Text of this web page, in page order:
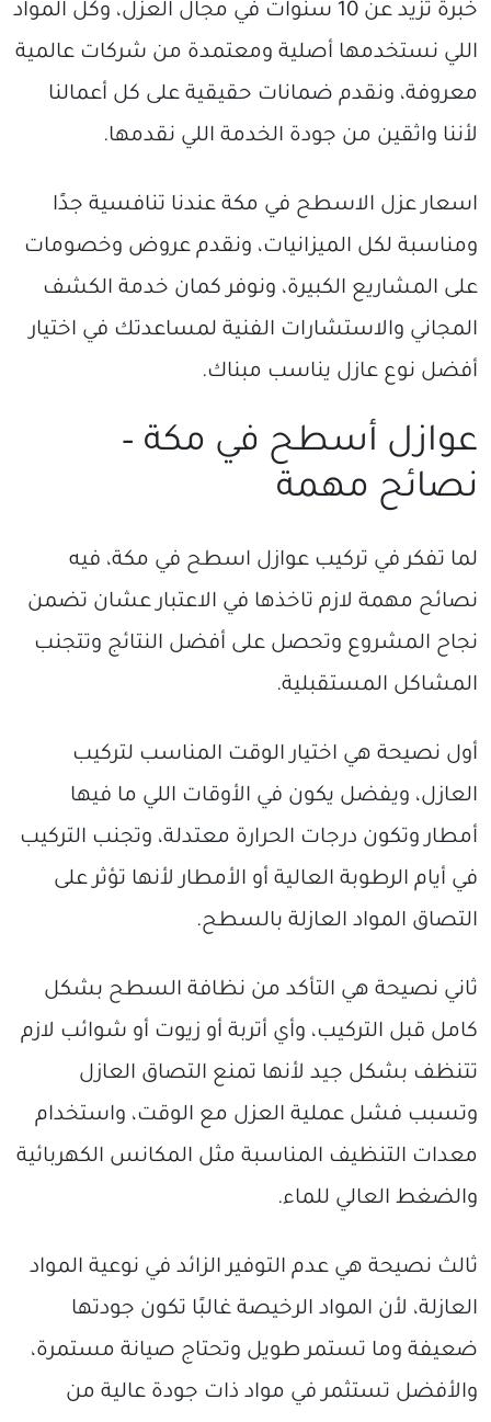
خبرة تزيد عن 10 سنوات في مجال العزل، وكل المواد
اللي نستخدمها أصلية ومعتمدة من شركات عالمية
معروفة، ونقدم ضمانات حقيقية على كل أعمالنا
لأننا واثقين من جودة الخدمة اللي نقدمها.
اسعار عزل الاسطح في مكة عندنا تنافسية جدًا
ومناسبة لكل الميزانيات، ونقدم عروض وخصومات
على المشاريع الكبيرة، ونوفر كمان خدمة الكشف
المجاني والاستشارات الفنية لمساعدتك في اختيار
أفضل نوع عازل يناسب مبناك.
عوازل أسطح في مكة –
نصائح مهمة
لما تفكر في تركيب عوازل اسطح في مكة، فيه
نصائح مهمة لازم تاخذها في الاعتبار عشان تضمن
نجاح المشروع وتحصل على أفضل النتائج وتتجنب
المشاكل المستقبلية.
أول نصيحة هي اختيار الوقت المناسب لتركيب
العازل، ويفضل يكون في الأوقات اللي ما فيها
أمطار وتكون درجات الحرارة معتدلة، وتجنب التركيب
في أيام الرطوبة العالية أو الأمطار لأنها تؤثر على
التصاق المواد العازلة بالسطح.
ثاني نصيحة هي التأكد من نظافة السطح بشكل
كامل قبل التركيب، وأي أتربة أو زيوت أو شوائب لازم
تتنظف بشكل جيد لأنها تمنع التصاق العازل
وتسبب فشل عملية العزل مع الوقت، واستخدام
معدات التنظيف المناسبة مثل المكانس الكهربائية
والضغط العالي للماء.
ثالث نصيحة هي عدم التوفير الزائد في نوعية المواد
العازلة، لأن المواد الرخيصة غالبًا تكون جودتها
ضعيفة وما تستمر طويل وتحتاج صيانة مستمرة،
والأفضل تستثمر في مواد ذات جودة عالية من